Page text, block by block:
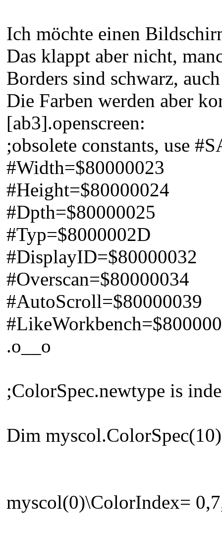
Ich möchte einen
Das klappt aber nicht,
Borders sind schwarz,
Die Farben werden aber
[ab3].openscreen:
;obsolete constants, use
#Width=$80000023
#Height=$80000024
#Dpth=$80000025
#Typ=$8000002D
#DisplayID=$80000032
#Overscan=$80000034
#AutoScroll=$80000039
.o__o
;ColorSpec.newtype is
Dim
myscol(0)\ColorIndex=